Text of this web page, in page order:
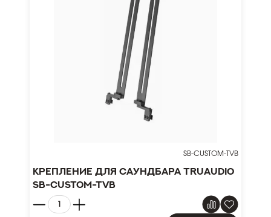
SB-CUSTOM-TVB
Крепление для саундбара TruAudio
SB-CUSTOM-TVB